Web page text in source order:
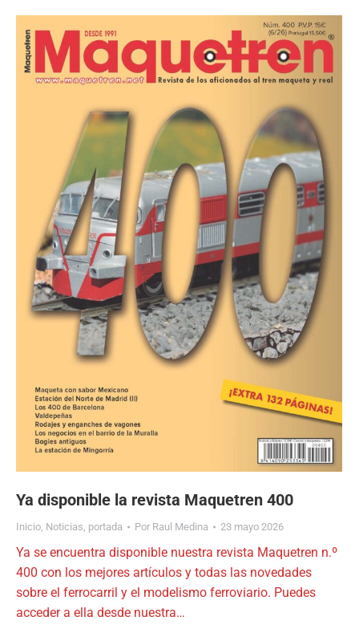
Ya disponible la revista Maquetren 400
Inicio Noticias portada Por Raul Medina 23 mayo 2026
Ya se encuentra disponible nuestra revista Maquetren n.º
400 con los mejores artículos y todas las novedades
sobre el ferrocarril y el modelismo ferroviario. Puedes
acceder a ella desde nuestra…